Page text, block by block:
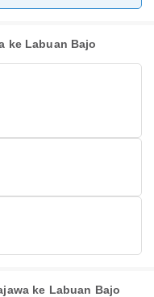
ke Labuan Bajo
ke Labuan Bajo